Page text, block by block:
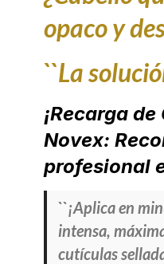
opaco y
``La
¡Recarga
Novex:
profesional
``¡Aplica en
intensa,
cutículas